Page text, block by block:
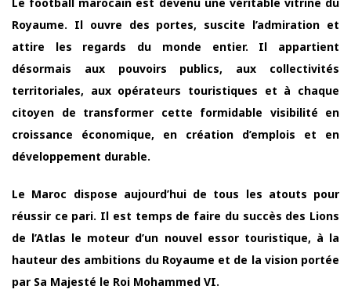
Royaume. Il ouvre des portes, suscite l’admiration et
attire les regards du monde entier. Il appartient
désormais aux pouvoirs publics, aux collectivités
territoriales, aux opérateurs touristiques et à chaque
citoyen de transformer cette formidable visibilité en
croissance économique, en création d’emplois et en
développement durable.
Le Maroc dispose aujourd’hui de tous les atouts pour
réussir ce pari. Il est temps de faire du succès des Lions
de l’Atlas le moteur d’un nouvel essor touristique, à la
hauteur des ambitions du Royaume et de la vision portée
par Sa Majesté le Roi Mohammed VI.